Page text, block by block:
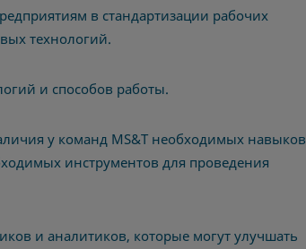
в стандартизации рабочих
технологий.
и способов работы.
у команд MS&T необходимых навыков
инструментов для проведения
и аналитиков, которые могут улучшать